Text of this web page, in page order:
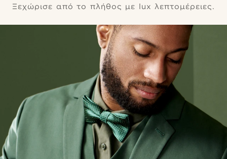
Ξεχώρισε από το πλήθος με lux λεπτομέρειες.